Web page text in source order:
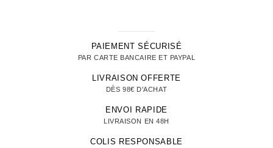
PAIEMENT SÉCURISÉ
PAR CARTE BANCAIRE ET PAYPAL
LIVRAISON OFFERTE
DÈS 98€ D'ACHAT
ENVOI RAPIDE
LIVRAISON EN 48H
COLIS RESPONSABLE